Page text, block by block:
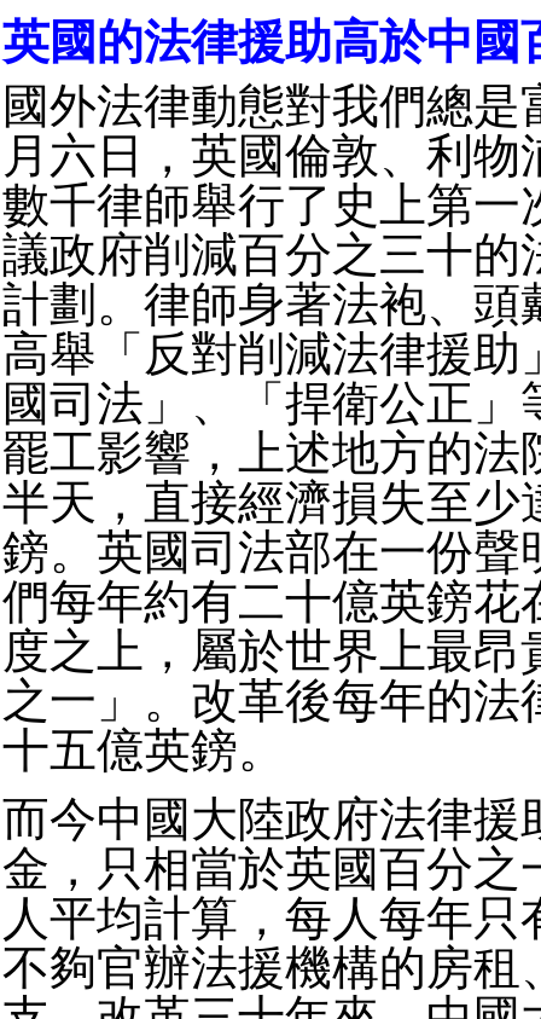
英國的法律援助高於中國
國外法律動態對我們總是
月六日，英國倫敦、利物
數千律師舉行了史上第一
議政府削減百分之三十的
計劃。律師身著法袍、頭
高舉「反對削減法律援助
國司法」、「捍衛公正」
罷工影響，上述地方的法
半天，直接經濟損失至少
鎊。英國司法部在一份聲
們每年約有二十億英鎊花
度之上，屬於世界上最昂
之一」。改革後每年的法
十五億英鎊。
而今中國大陸政府法律援
金，只相當於英國百分之
人平均計算，每人每年只
不夠官辦法援機構的房租